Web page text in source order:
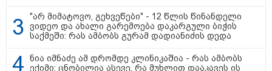
15:42 / 07-08-2026
"საიდან იცის, მან სინამდვილეში რა
ხდებოდა... აფხაზეთის ომში თუ არ
ვცდები სამჯერ არის ნამყოფი, არც
"არ მიმატოვო, გეხვეწები" - 12 წლის წინანდელი
ვიდეო და ახალი გარემოება დაკარგული ბიჭის
საქმეში: რას ამბობს გურამ დადიანიძის დედა
ნია იმნაძე ამ დრომდე კლინიკაშია - რას ამბობს
ექიმი: ცნობილია ასევე, რა მუხლით დააკავეს ის